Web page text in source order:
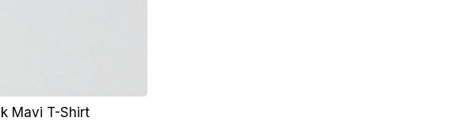
Mavi T-Shirt